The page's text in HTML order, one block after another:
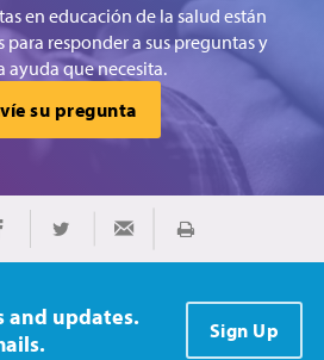
en educación de la salud están
responder a sus preguntas y
ayuda que necesita.
su pregunta
on Facebook
Share on TwitterShare via EmailImprimir
and updates.
Sign Up